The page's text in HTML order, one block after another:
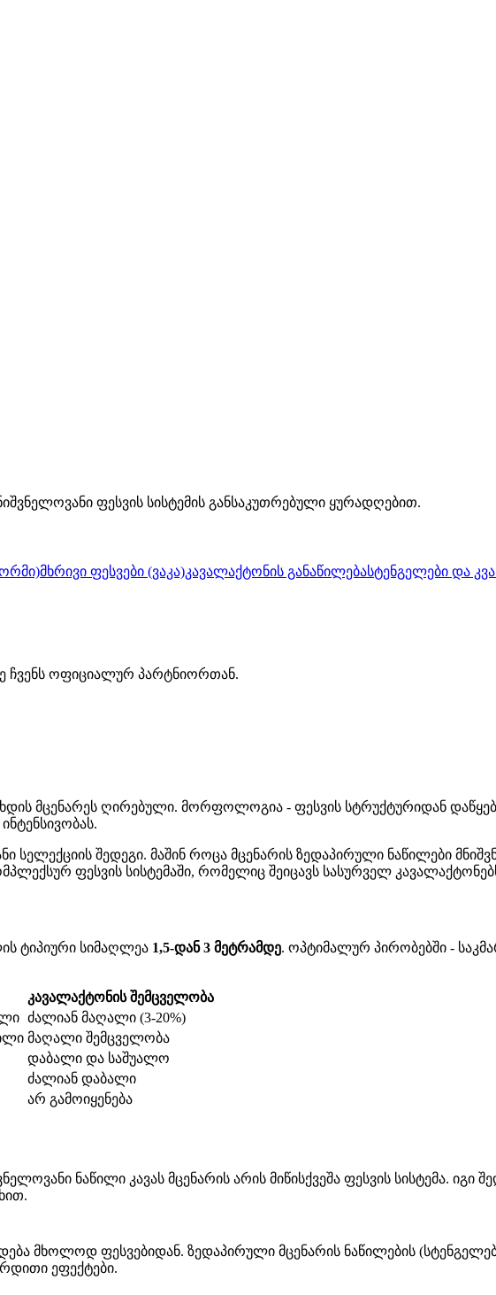
ფესვის სისტემის განსაკუთრებული ყურადღებით.
მხრივი ფესვები (ვაკა)კავალაქტონის განაწილებასტენგელები და
ჩვენს ოფიციალურ პარტნიორთან.
მცენარეს ღირებული. მორფოლოგია - ფესვის სტრუქტურიდან
შედეგი. მაშინ როცა მცენარის ზედაპირული ნაწილები
ფესვის სისტემაში, რომელიც შეიცავს სასურველ
ტიპიური სიმაღლეა 1,5-დან 3 მეტრამდე. ოპტიმალურ პირობებში -
კავალაქტონის შემცველობა
ძალიან მაღალი (3-20%)
მაღალი შემცველობა
დაბალი და საშუალო
ძალიან დაბალი
არ გამოიყენება
ნაწილი კავას მცენარის არის მიწისქვეშა ფესვის სისტემა. იგი
მხოლოდ ფესვებიდან. ზედაპირული მცენარის ნაწილების
ეფექტები.